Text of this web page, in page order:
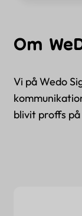
Om
Vi på Wedo
blivit proffs